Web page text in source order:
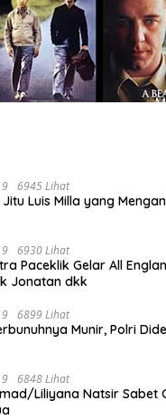
6945 Lihat
Luis Milla yang
6930 Lihat
Paceklik Gelar All
Jonatan dkk
6899 Lihat
Munir, Polri
6848 Lihat
Liliyana Natsir Sabet